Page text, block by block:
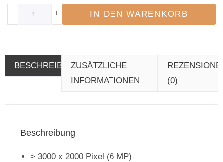
- + IN DEN WARENKORB
BESCHREIBUNGZUSÄTZLICHE
INFORMATIONEN
(0)
Beschreibung
> 3000 x 2000 Pixel (6 MP)